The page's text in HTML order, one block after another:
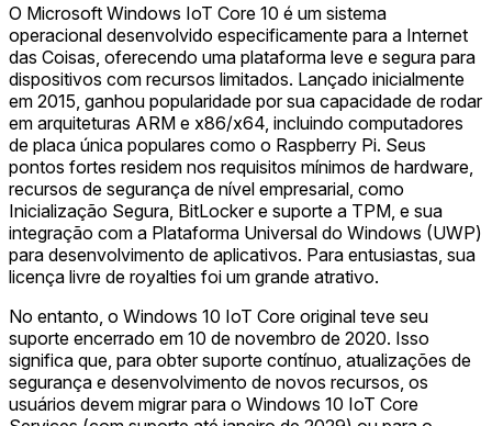
O Microsoft Windows IoT Core 10 é um sistema
operacional desenvolvido especificamente para a Internet
das Coisas, oferecendo uma plataforma leve e segura para
dispositivos com recursos limitados. Lançado inicialmente
em 2015, ganhou popularidade por sua capacidade de rodar
em arquiteturas ARM e x86/x64, incluindo computadores
de placa única populares como o Raspberry Pi. Seus
pontos fortes residem nos requisitos mínimos de hardware,
recursos de segurança de nível empresarial, como
Inicialização Segura, BitLocker e suporte a TPM, e sua
integração com a Plataforma Universal do Windows (UWP)
para desenvolvimento de aplicativos. Para entusiastas, sua
licença livre de royalties foi um grande atrativo.
No entanto, o Windows 10 IoT Core original teve seu
suporte encerrado em 10 de novembro de 2020. Isso
significa que, para obter suporte contínuo, atualizações de
segurança e desenvolvimento de novos recursos, os
usuários devem migrar para o Windows 10 IoT Core